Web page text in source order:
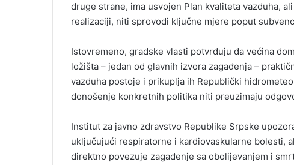
druge strane, ima usvojen Plan kvaliteta vazduha,
realizaciji, niti sprovodi ključne mjere poput
Istovremeno, gradske vlasti potvrđuju da većina
ložišta – jedan od glavnih izvora zagađenja –
vazduha postoje i prikuplja ih Republički
donošenje konkretnih politika niti preuzimaju
Institut za javno zdravstvo Republike Srpske
uključujući respiratorne i kardiovaskularne bolesti,
direktno povezuje zagađenje sa obolijevanjem i